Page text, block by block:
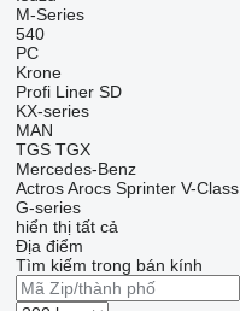
M-Series
540
PC
Krone
Profi Liner SD
KX-series
MAN
TGS TGX
Mercedes-Benz
Actros Arocs Sprinter V-Class
G-series
hiển thị tất cả
Địa điểm
Tìm kiếm trong bán kính